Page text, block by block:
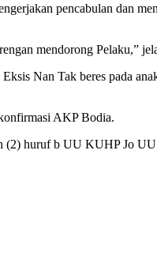
pencabulan dan
mendorong Pelaku,”
Nan Tak beres pada
AKP Bodia.
(2) huruf b UU KUHP Jo